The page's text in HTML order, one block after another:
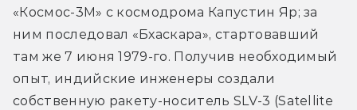
«Космос-3М» с космодрома Капустин Яр; за
ним последовал «Бхаскара», стартовавший
там же 7 июня 1979-го. Получив необходимый
опыт, индийские инженеры создали
собственную ракету-носитель SLV-3 (Satellite